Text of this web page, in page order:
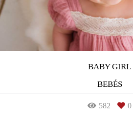
BABY GIRL
BEBÉS
582 0